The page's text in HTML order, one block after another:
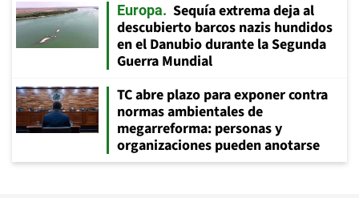
Europa
Sequía extrema deja al
descubierto barcos nazis hundidos
en el Danubio durante la Segunda
Guerra Mundial
TC abre plazo para exponer contra
normas ambientales de
megarreforma: personas y
organizaciones pueden anotarse